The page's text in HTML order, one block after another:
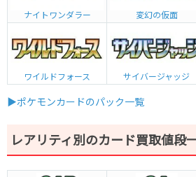
ナイトワンダラー 変幻の仮面
ワイルドフォース サイバージャッジ
▶ポケモンカードのパック一覧
レアリティ別のカード買取値段